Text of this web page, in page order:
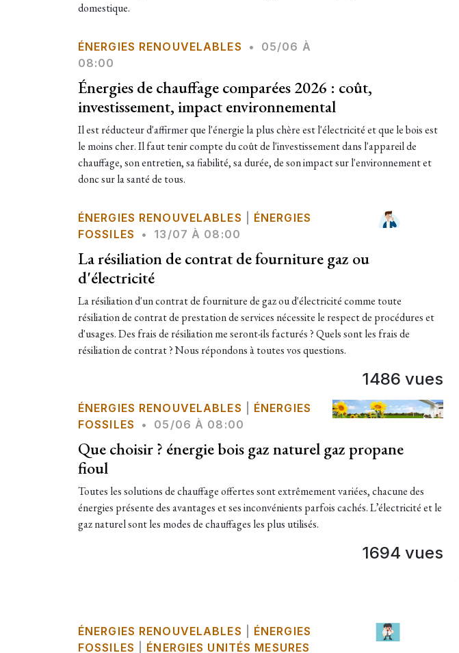
domestique.
ÉNERGIES RENOUVELABLES •
05/06 À
08:00
Énergies de chauffage comparées 2026 : coût,
investissement, impact environnemental
Il est réducteur d'affirmer que l'énergie la plus chère est l'électricité et que le bois est
le moins cher. Il faut tenir compte du coût de l'investissement dans l'appareil de
chauffage, son entretien, sa fiabilité, sa durée, de son impact sur l'environnement et
donc sur la santé de tous.
ÉNERGIES RENOUVELABLES
ÉNERGIES
FOSSILES
• 13/07 À 08:00
La résiliation de contrat de fourniture gaz ou
d'électricité
La résiliation d'un contrat de fourniture de gaz ou d'électricité comme toute
résiliation de contrat de prestation de services nécessite le respect de procédures et
d'usages. Des frais de résiliation me seront-ils facturés ? Quels sont les frais de
résiliation de contrat ? Nous répondons à toutes vos questions.
1486 vues
ÉNERGIES RENOUVELABLES
ÉNERGIES
FOSSILES
• 05/06 À 08:00
Que choisir ? énergie bois gaz naturel gaz propane
fioul
Toutes les solutions de chauffage offertes sont extrêmement variées, chacune des
énergies présente des avantages et ses inconvénients parfois cachés. L’électricité et le
gaz naturel sont les modes de chauffages les plus utilisés.
1694 vues
ÉNERGIES RENOUVELABLES
ÉNERGIES
FOSSILES
ÉNERGIES UNITÉS MESURES